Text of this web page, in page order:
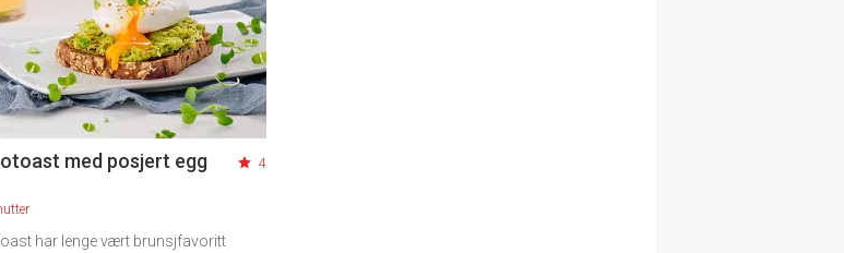
med posjert egg 4
har lenge vært brunsjfavoritt